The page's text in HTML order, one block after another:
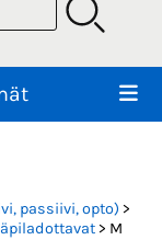
passiivi, opto) >
> M